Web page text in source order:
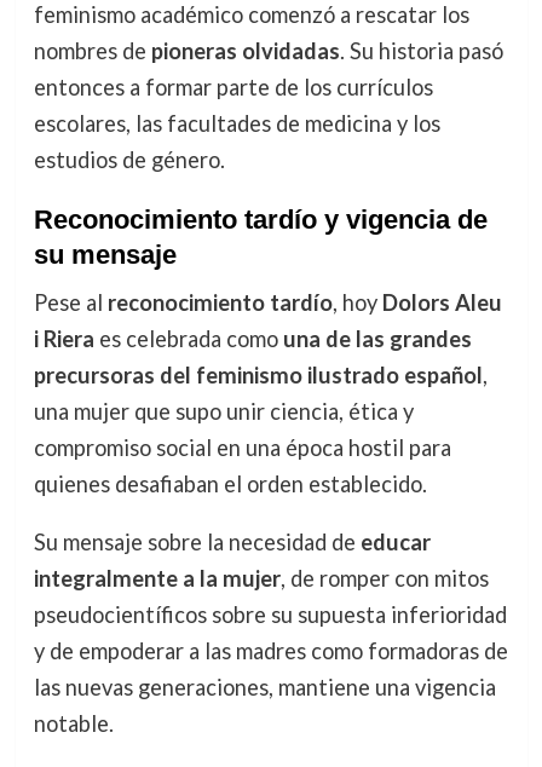
feminismo académico comenzó a rescatar los
nombres de pioneras olvidadas. Su historia pasó
entonces a formar parte de los currículos
escolares, las facultades de medicina y los
estudios de género.
Reconocimiento tardío y vigencia de
su mensaje
Pese al reconocimiento tardío, hoy Dolors Aleu
i Riera es celebrada como una de las grandes
precursoras del feminismo ilustrado español,
una mujer que supo unir ciencia, ética y
compromiso social en una época hostil para
quienes desafiaban el orden establecido.
Su mensaje sobre la necesidad de educar
integralmente a la mujer, de romper con mitos
pseudocientíficos sobre su supuesta inferioridad
y de empoderar a las madres como formadoras de
las nuevas generaciones, mantiene una vigencia
notable.